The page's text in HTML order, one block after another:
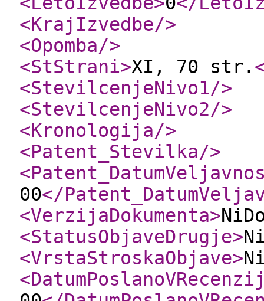
<KrajIzvedbe/>
<Opomba/>
<StStrani>XI, 70 str.
<StevilcenjeNivo1/>
<StevilcenjeNivo2/>
<Kronologija/>
<Patent_Stevilka/>
00</
<VerzijaDokumenta>
<StatusObjaveDrugje>
<VrstaStroskaObjave>